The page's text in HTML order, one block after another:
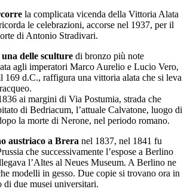
la complicata vicenda della Vittoria Alata
le celebrazioni, accorse nel 1937, per il
di Antonio Stradivari.
delle sculture di bronzo più note
agli imperatori Marco Aurelio e Lucio Vero,
169 d.C., raffigura una vittoria alata che si leva
ai margini di Via Postumia, strada che
di Bedriacum, l’attuale Calvatone, luogo di
la morte di Nerone, nel periodo romano.
austriaco a Brera nel 1837, nel 1841 fu
che successivamente l’espose a Berlino
l’Altes al Neues Museum. A Berlino ne
modelli in gesso. Due copie si trovano ora in
di due musei universitari.